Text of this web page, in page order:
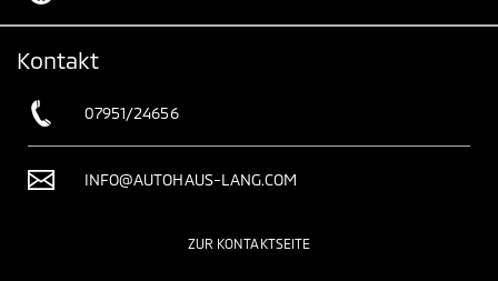
Kontakt
07951/24656
INFO@AUTOHAUS-LANG.COM
ZUR KONTAKTSEITE